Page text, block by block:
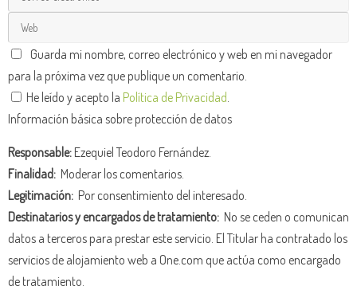
Guarda mi nombre, correo electrónico y web en mi navegador
para la próxima vez que publique un comentario.
He leído y acepto la Política de Privacidad
Información básica sobre protección de datos
Responsable:Ezequiel Teodoro Fernández.
Finalidad: Moderar los comentarios.
Legitimación: Por consentimiento del interesado.
Destinatarios y encargados de tratamiento: No se ceden o comunican
datos a terceros para prestar este servicio. El Titular ha contratado los
servicios de alojamiento web a One.com que actúa como encargado
de tratamiento.